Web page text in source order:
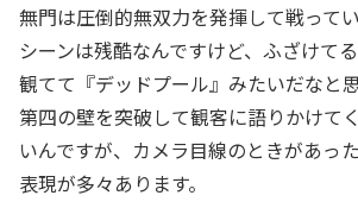
無門は圧倒的無双力を発揮して戦って
シーンは残酷なんですけど、ふざけてる
観てて『デッドプール』みたいだなと
第四の壁を突破して観客に語りかけて
いんですが、カメラ目線のときがあっ
表現が多々あります。